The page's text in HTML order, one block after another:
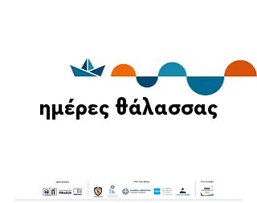
ημέρες θάλασσας